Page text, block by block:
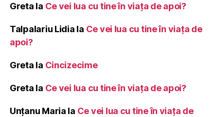
Greta la Ce vei lua cu tine în viața de apoi?
Talpalariu Lidia la Ce vei lua cu tine în viața de
apoi?
Greta la Cincizecime
Greta la Ce vei lua cu tine în viața de apoi?
Unțanu Maria la Ce vei lua cu tine în viața de